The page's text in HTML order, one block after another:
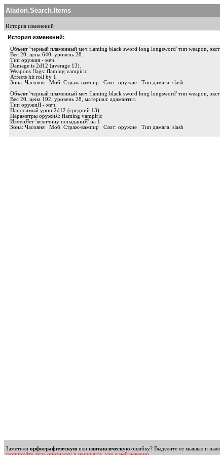
Aladon.Search.Items
История изменений
История изменений:
Объект 'черный пламенный меч flaming black sword long longsword' тип weapon,
Вес 20, цена 640, уровень 28.
Тип оружия - меч.
Damage is 2d12 (average 13).
Weapons flags: flaming vampiric
Affects hit roll by 1.
Зона: Часовня Моб: Страж-вампир Слот: оружие Тип дамага: slash
Объект 'черный пламенный меч flaming black sword long longsword' тип weapon,
Вес 20, цена 192, уровень 28, материал: адамантит.
Тип оружиЯ - меч.
Наносимый урон 2d12 (средний 13).
Параметры оружиЯ: flaming vampiric
ИзменЯет 'величину попаданиЯ' на 1
Зона: Часовня Моб: Страж-вампир Слот: оружие Тип дамага: slash
Заметили орфографическую или синтаксическую ошибку? Выделите ее мышью и